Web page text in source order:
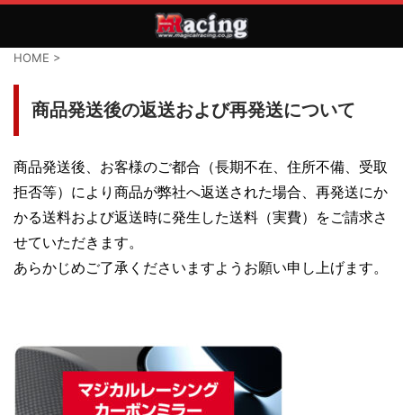
HOME >
商品発送後の返送および再発送について
商品発送後、お客様のご都合（長期不在、住所不備、受取
拒否等）により商品が弊社へ返送された場合、再発送にか
かる送料および返送時に発生した送料（実費）をご請求さ
せていただきます。
あらかじめご了承くださいますようお願い申し上げます。